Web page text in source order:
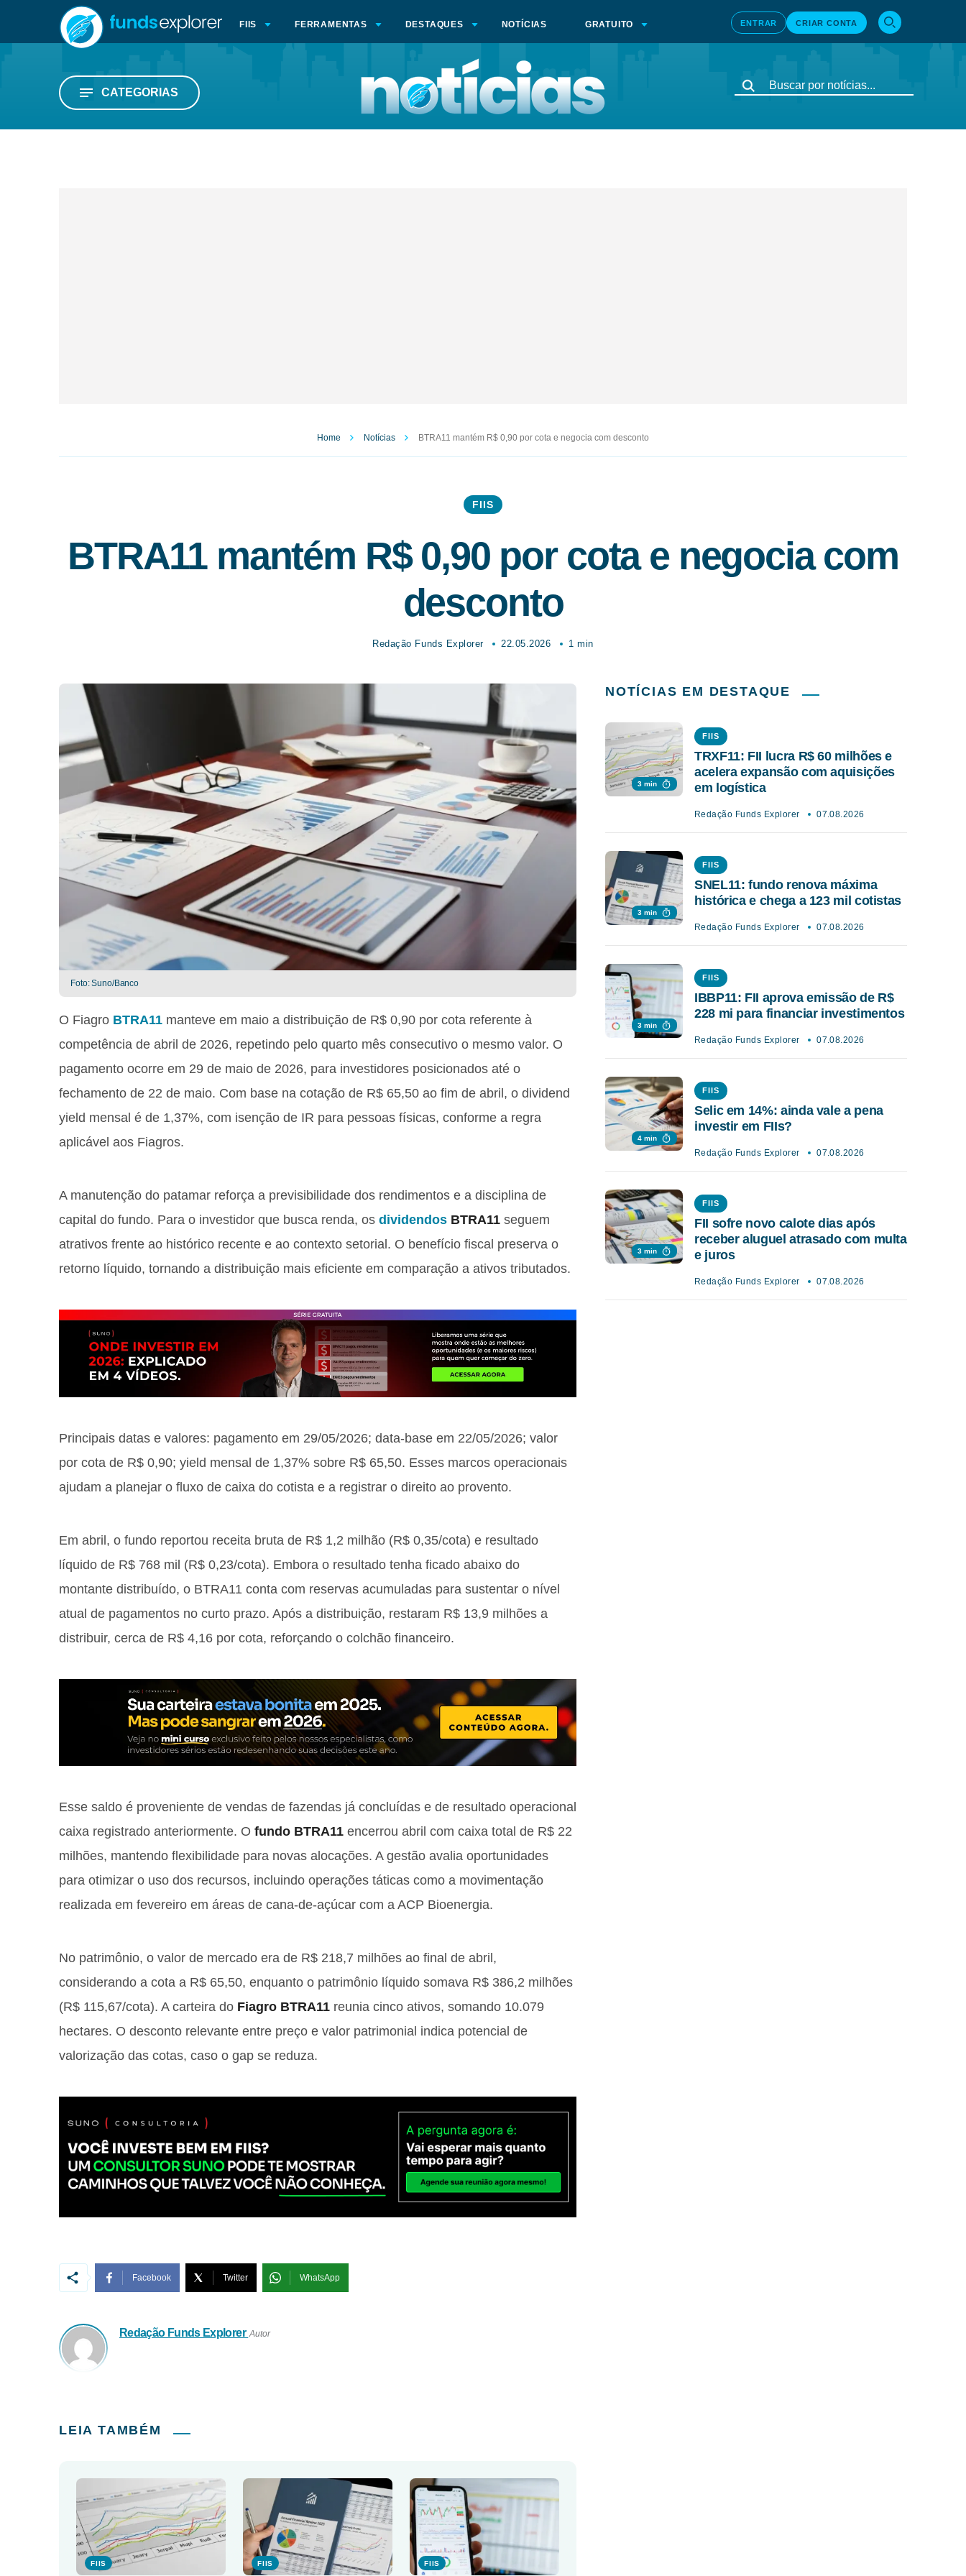
FIIS FERRAMENTAS DESTAQUES NOTÍCIAS GRATUITO ENTRAR CRIAR CONTA
CATEGORIAS
Home Notícias BTRA11 mantém R$ 0,90 por cota e negocia com desconto
FIIS
BTRA11 mantém R$ 0,90 por cota e negocia com
desconto
Redação Funds Explorer 22.05.2026 1 min
Foto: Suno/Banco
O Fiagro BTRA11 manteve em maio a distribuição de R$ 0,90 por cota referente à
competência de abril de 2026, repetindo pelo quarto mês consecutivo o mesmo valor. O
pagamento ocorre em 29 de maio de 2026, para investidores posicionados até o
fechamento de 22 de maio. Com base na cotação de R$ 65,50 ao fim de abril, o dividend
yield mensal é de 1,37%, com isenção de IR para pessoas físicas, conforme a regra
aplicável aos Fiagros.
A manutenção do patamar reforça a previsibilidade dos rendimentos e a disciplina de
capital do fundo. Para o investidor que busca renda, os dividendos BTRA11 seguem
atrativos frente ao histórico recente e ao contexto setorial. O benefício fiscal preserva o
retorno líquido, tornando a distribuição mais eficiente em comparação a ativos tributados.
Principais datas e valores: pagamento em 29/05/2026; data-base em 22/05/2026; valor
por cota de R$ 0,90; yield mensal de 1,37% sobre R$ 65,50. Esses marcos operacionais
ajudam a planejar o fluxo de caixa do cotista e a registrar o direito ao provento.
Em abril, o fundo reportou receita bruta de R$ 1,2 milhão (R$ 0,35/cota) e resultado
líquido de R$ 768 mil (R$ 0,23/cota). Embora o resultado tenha ficado abaixo do
montante distribuído, o BTRA11 conta com reservas acumuladas para sustentar o nível
atual de pagamentos no curto prazo. Após a distribuição, restaram R$ 13,9 milhões a
distribuir, cerca de R$ 4,16 por cota, reforçando o colchão financeiro.
Esse saldo é proveniente de vendas de fazendas já concluídas e de resultado operacional
caixa registrado anteriormente. O fundo BTRA11 encerrou abril com caixa total de R$ 22
milhões, mantendo flexibilidade para novas alocações. A gestão avalia oportunidades
para otimizar o uso dos recursos, incluindo operações táticas como a movimentação
realizada em fevereiro em áreas de cana-de-açúcar com a ACP Bioenergia.
No patrimônio, o valor de mercado era de R$ 218,7 milhões ao final de abril,
considerando a cota a R$ 65,50, enquanto o patrimônio líquido somava R$ 386,2 milhões
(R$ 115,67/cota). A carteira do Fiagro BTRA11 reunia cinco ativos, somando 10.079
hectares. O desconto relevante entre preço e valor patrimonial indica potencial de
valorização das cotas, caso o gap se reduza.
Facebook Twitter WhatsApp
Redação Funds Explorer Autor
LEIA TAMBÉM
FIIS FIIS FIIS
NOTÍCIAS EM DESTAQUE
3 min
FIIS
TRXF11: FII lucra R$ 60 milhões e
acelera expansão com aquisições
em logística
Redação Funds Explorer 07.08.2026
3 min
FIIS
SNEL11: fundo renova máxima
histórica e chega a 123 mil cotistas
Redação Funds Explorer 07.08.2026
3 min
FIIS
IBBP11: FII aprova emissão de R$
228 mi para financiar investimentos
Redação Funds Explorer 07.08.2026
4 min
FIIS
Selic em 14%: ainda vale a pena
investir em FIIs?
Redação Funds Explorer 07.08.2026
3 min
FIIS
FII sofre novo calote dias após
receber aluguel atrasado com multa
e juros
Redação Funds Explorer 07.08.2026